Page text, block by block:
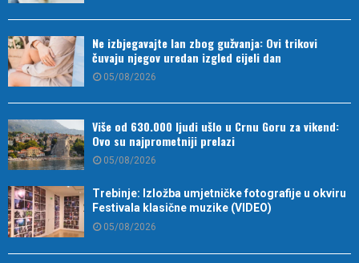
Ne izbjegavajte lan zbog gužvanja: Ovi trikovi
čuvaju njegov uredan izgled cijeli dan
05/08/2026
Više od 630.000 ljudi ušlo u Crnu Goru za vikend:
Ovo su najprometniji prelazi
05/08/2026
Trebinje: Izložba umjetničke fotografije u okviru
Festivala klasične muzike (VIDEO)
05/08/2026